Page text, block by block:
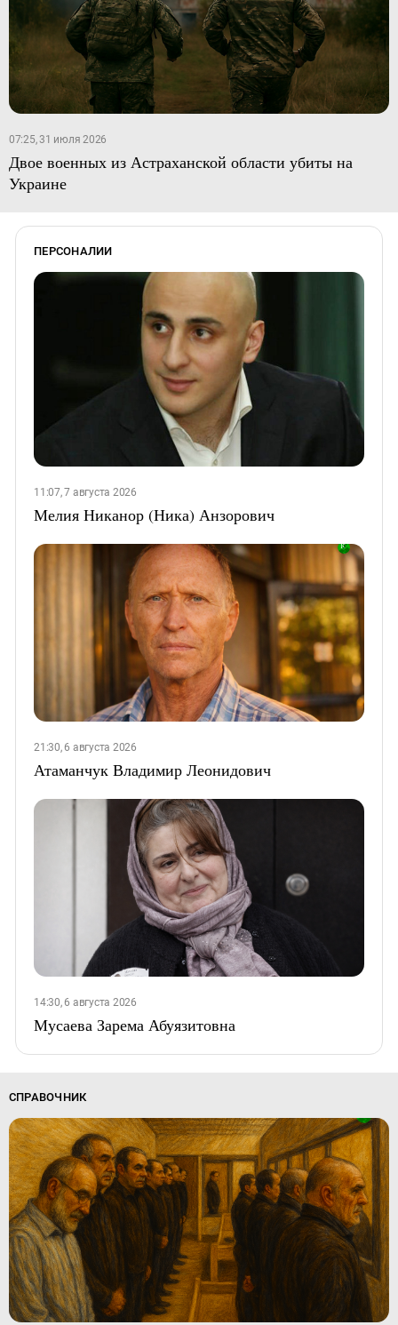
07:25, 31 июля 2026
Двое военных из Астраханской области убиты на
Украине
ПЕРСОНАЛИИ
11:07, 7 августа 2026
Мелия Никанор (Ника) Анзорович
21:30, 6 августа 2026
Атаманчук Владимир Леонидович
14:30, 6 августа 2026
Мусаева Зарема Абуязитовна
СПРАВОЧНИК